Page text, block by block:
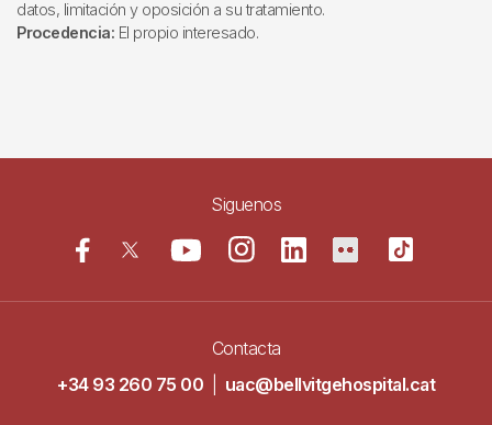
datos, limitación y oposición a su tratamiento.
Procedencia: El propio interesado.
Siguenos
Contacta
+34 93 260 75 00
uac@bellvitgehospital.cat